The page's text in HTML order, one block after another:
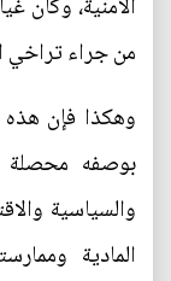
من جراء تراخي
وهكذا فإن هذه
بوصفه محصلة
والسياسية
المادية